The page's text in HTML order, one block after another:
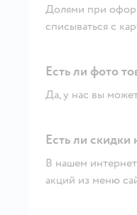
Долями при
списываться с
Есть ли фото
Да, у нас вы
Есть ли скидки
В нашем
акций из меню